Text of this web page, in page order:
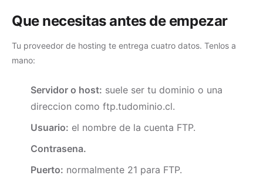
Que necesitas antes de empezar
Tu proveedor de hosting te entrega cuatro datos. Tenlos a
mano:
Servidor o host: suele ser tu dominio o una
direccion como ftp.tudominio.cl.
Usuario: el nombre de la cuenta FTP.
Contrasena.
Puerto: normalmente 21 para FTP.
Soporte técnico y Ventas